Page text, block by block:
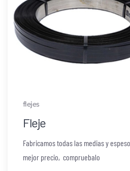
flejes
Fleje
Fabricamos todas las medias y
mejor precio, compruebalo